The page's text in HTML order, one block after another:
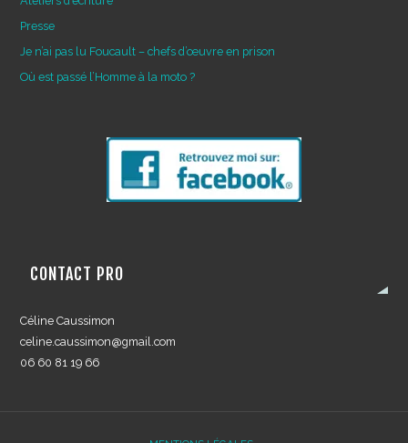
Presse
Je n’ai pas lu Foucault – chefs d’œuvre en prison
Où est passé l’Homme à la moto ?
CONTACT PRO
Céline Caussimon
celine.caussimon@gmail.com
06 60 81 19 66